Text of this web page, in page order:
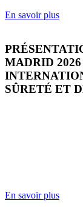
En savoir plus
MADRID
SÛRETÉ ET
En savoir plus